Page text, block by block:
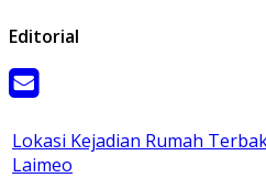
Editorial
Lokasi Kejadian Rumah
Laimeo